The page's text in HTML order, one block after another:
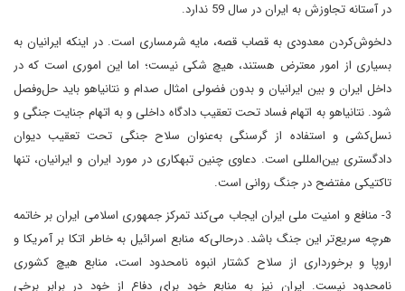
در آستانه تجاوزش به ایران در سال 59 ندارد.
دلخوش‌کردن معدودی به قصاب قصه، مایه شرمساری است. در اینکه ایرانیان به
‌بسیاری از امور معترض هستند، هیچ شکی نیست؛ اما این اموری است که در
داخل ایران و بین ایرانیان و بدون فضولی امثال صدام و نتانیاهو باید حل‌وفصل
شود. نتانیاهو به اتهام فساد تحت تعقیب دادگاه داخلی‌ و به اتهام جنایت جنگی و
نسل‌کشی و استفاده از گرسنگی به‌عنوان سلاح جنگی تحت تعقیب دیوان
دادگستری بین‌‌المللی است. دعاوی چنین تبهکاری در مورد ایران و ایرانیان، تنها
تاکتیکی مفتضح در جنگ روانی است.
3- منافع و امنیت ملی ایران ایجاب می‌کند ‌تمرکز جمهوری اسلامی ایران بر خاتمه
هر‌چه سریع‌تر این جنگ باشد. در‌حالی‌که منابع اسرائیل به خاطر اتکا بر آمریکا و
اروپا و برخورداری از سلاح کشتار انبوه نامحدود است، منابع هیچ کشوری
نامحدود نیست. ایران نیز به منابع خود برای دفاع از خود در برابر برخی